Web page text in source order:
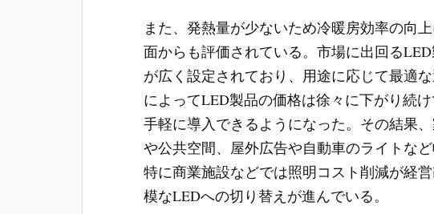
また、発熱量が少ないため冷暖房効率の向
面からも評価されている。市場に出回る
が広く設定されており、用途に応じて最適
によってLED製品の価格は徐々に下がり続
手軽に導入できるようになった。その結果
や公共空間、屋外広告や自動車のライトな
特に商業施設などでは照明コスト削減が経
模なLEDへの切り替えが進んでいる。